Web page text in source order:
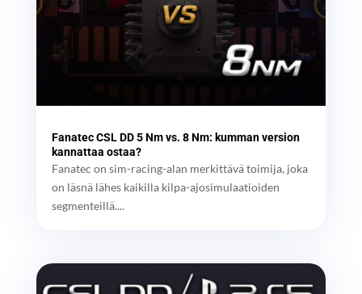
Fanatec CSL DD 5 Nm vs. 8 Nm: kumman version
kannattaa ostaa?
Fanatec on sim-racing-alan merkittävä toimija, joka
on läsnä lähes kaikilla kilpa-ajosimulaatioiden
segmenteillä....